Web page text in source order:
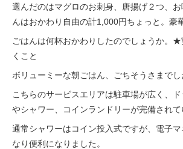
選んだのはマグロのお刺身、唐揚げ２つ、
んはおかわり自由の計1,000円ちょっと。豪
ごはんは何杯おかわりしたのでしょうか。
くこと
ボリューミーな朝ごはん、ごちそうさまでし
こちらのサービスエリアは駐車場が広く、ド
やシャワー、コインランドリーが完備されて
通常シャワーはコイン投入式ですが、電子
なり便利になりました。